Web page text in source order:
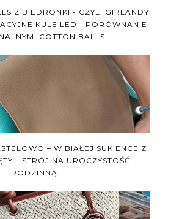
Z BIEDRONKI - CZYLI GIRLANDY
KULE LED - PORÓWNANIE
COTTON BALLS
– W BIAŁEJ SUKIENCE Z
– STRÓJ NA UROCZYSTOŚĆ
RODZINNĄ